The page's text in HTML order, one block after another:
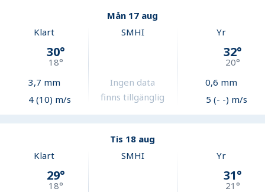
Mån 17 aug
Klart
30°
18°
3,7 mm
4 (10) m/s
SMHI
Ingen data
finns tillgänglig
Yr
32°
20°
0,6 mm
5 (- -) m/s
Tis 18 aug
Klart
29°
18°
SMHI Yr
31°
21°